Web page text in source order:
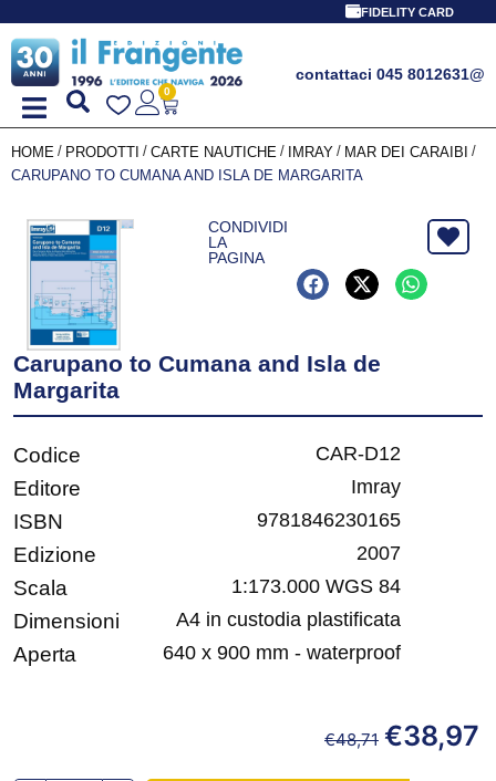
FIDELITY CARD
contattaci 045 8012631@
0
HOME / PRODOTTI / CARTE NAUTICHE / IMRAY / MAR DEI CARAIBI /
CARUPANO TO CUMANA AND ISLA DE MARGARITA
CONDIVIDI
LA
PAGINA
Carupano to Cumana and Isla de
Margarita
Codice CAR-D12
Editore Imray
ISBN 9781846230165
Edizione 2007
Scala 1:173.000 WGS 84
Dimensioni A4 in custodia plastificata
Aperta 640 x 900 mm - waterproof
€48,71 €38,97